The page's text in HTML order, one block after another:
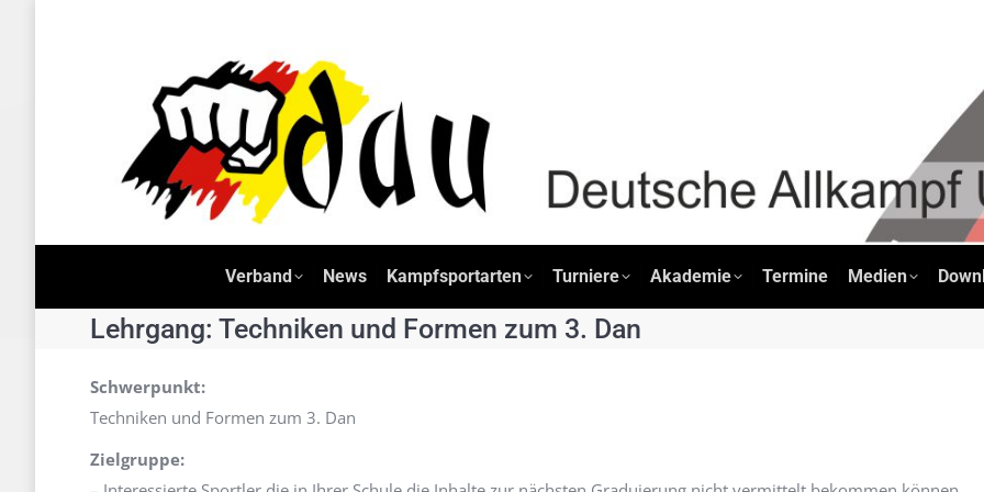
Verband News Kampfsportarten Turniere Akademie Termine Medien
Lehrgang: Techniken und Formen zum 3. Dan
Schwerpunkt:
Techniken und Formen zum 3. Dan
Zielgruppe: